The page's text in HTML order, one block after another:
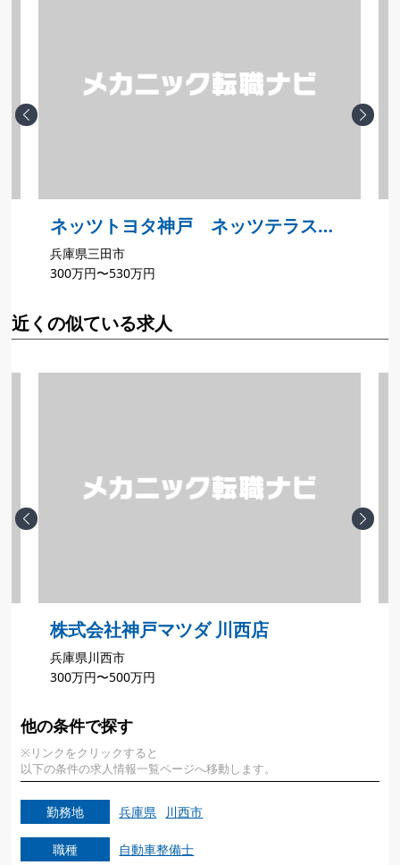
Previous
ネッツトヨタ神戸 ネッツテラス新
三田
兵庫県三田市
300万円〜530万円
Next
近くの似ている求人
Previous
株式会社神戸マツダ 川西店
兵庫県川西市
300万円〜500万円
Next
他の条件で探す
※リンクをクリックすると
以下の条件の求人情報一覧ページへ移動します。
勤務地 兵庫県 川西市
職種 自動車整備士